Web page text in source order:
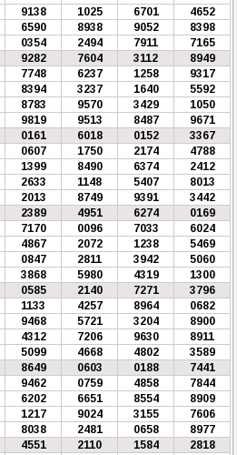
9138 1025 6701
4652
6590 8938 9052
8398
0354 2494 7911
7165
9282 7604 3112
8949
7748 6237 1258
9317
8394 3237 1640
5592
8783 9570 3429
1050
9819 9513 8487
9671
0161 6018 0152
3367
0607 1750 2174
4788
1399 8490 6374
2412
2633 1148 5407
8013
2013 8749 9391
3442
2389 4951 6274
0169
7170 0096 7033
6024
4867 2072 1238
5469
0847 2811 3942
5060
3868 5980 4319
1300
0585 2140 7271
3796
1133 4257 8964
0682
9468 5721 3204
8900
4312 7206 9630
8911
5099 4668 4802
3589
8649 0603 0188
7441
9462 0759 4858
7844
6202 6651 8554
8909
1217 9024 3155
7606
8038 2481 0658
8977
4551 2110 1584
2818